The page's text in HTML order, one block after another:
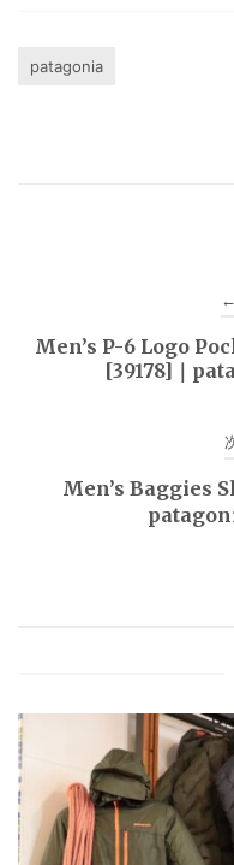
patagonia
稿
←
Men’s P-6 Logo
[39178]｜
Men’s Baggies